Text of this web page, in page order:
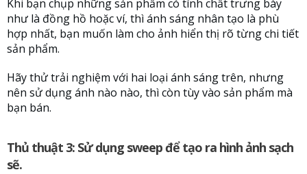
Khi bạn chụp những sản phẩm có tính chất trưng bày
như là đồng hồ hoặc ví, thì ánh sáng nhân tạo là phù
hợp nhất, bạn muốn làm cho ảnh hiển thị rõ từng chi tiết
sản phẩm.
Hãy thử trải nghiệm với hai loại ánh sáng trên, nhưng
nên sử dụng ánh nào nào, thì còn tùy vào sản phẩm mà
bạn bán.
Thủ thuật 3: Sử dụng sweep để tạo ra hình ảnh sạch
sẽ.